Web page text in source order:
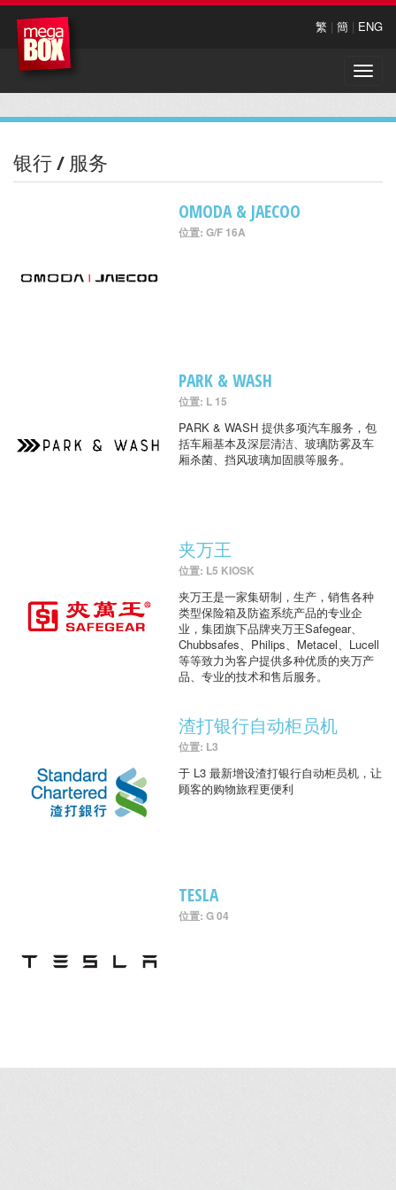
繁 | 簡 | ENG
Toggle
银行 / 服务
OMODA & JAECOO
位置: G/F 16A
PARK & WASH
位置: L 15
PARK & WASH 提供多项汽车服务，包
括车厢基本及深层清洁、玻璃防雾及车
厢杀菌、挡风玻璃加固膜等服务。
夹万王
位置: L5 KIOSK
夹万王是一家集研制，生产，销售各种
类型保险箱及防盗系统产品的专业企
业，集团旗下品牌夹万王Safegear、
Chubbsafes、Philips、Metacel、Lucell
等等致力为客户提供多种优质的夹万产
品、专业的技术和售后服务。
渣打银行自动柜员机
位置: L3
于 L3 最新增设渣打银行自动柜员机，让
顾客的购物旅程更便利
TESLA
位置: G 04